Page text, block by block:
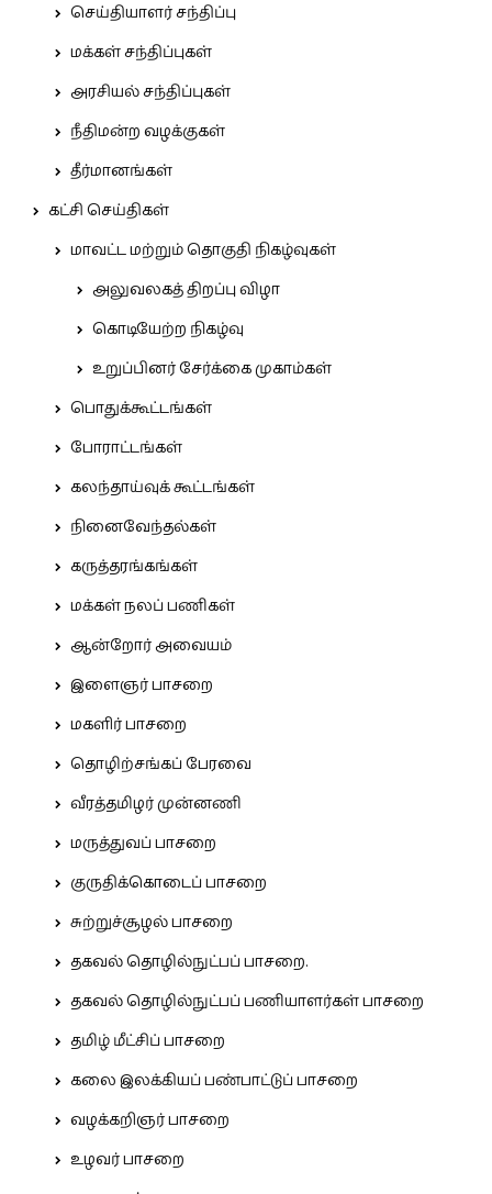
செய்தியாளர் சந்திப்பு
மக்கள் சந்திப்புகள்
அரசியல் சந்திப்புகள்
நீதிமன்ற வழக்குகள்
தீர்மானங்கள்
கட்சி செய்திகள்
மாவட்ட மற்றும் தொகுதி நிகழ்வுகள்
அலுவலகத் திறப்பு விழா
கொடியேற்ற நிகழ்வு
உறுப்பினர் சேர்க்கை முகாம்கள்
பொதுக்கூட்டங்கள்
போராட்டங்கள்
கலந்தாய்வுக் கூட்டங்கள்
நினைவேந்தல்கள்
கருத்தரங்கங்கள்
மக்கள் நலப் பணிகள்
ஆன்றோர் அவையம்
இளைஞர் பாசறை
மகளிர் பாசறை
தொழிற்சங்கப் பேரவை
வீரத்தமிழர் முன்னணி
மருத்துவப் பாசறை
குருதிக்கொடைப் பாசறை
சுற்றுச்சூழல் பாசறை
தகவல் தொழில்நுட்பப் பாசறை.
தகவல் தொழில்நுட்பப் பணியாளர்கள் பாசறை
தமிழ் மீட்சிப் பாசறை
கலை இலக்கியப் பண்பாட்டுப் பாசறை
வழக்கறிஞர் பாசறை
உழவர் பாசறை